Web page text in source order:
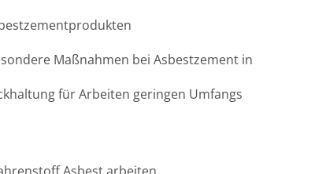
Maßnahmen bei Asbestzement in
für Arbeiten geringen Umfangs